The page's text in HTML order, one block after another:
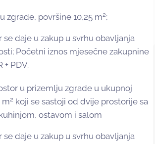
zgrade, površine 10,25 m2;
se daje u zakup u svrhu obavljanja
Početni iznos mjesečne zakupnine
+ PDV.
u prizemlju zgrade u ukupnoj
m2 koji se sastoji od dvije prostorije sa
ostavom i salom
se daje u zakup u svrhu obavljanja